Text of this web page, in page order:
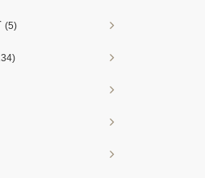
(5)